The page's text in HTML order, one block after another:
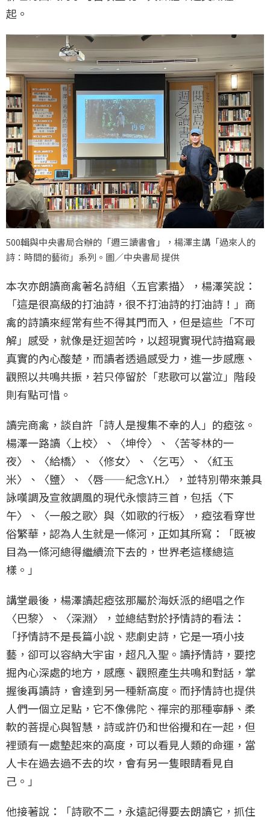
起。
500輯與中央書局合辦的「週三讀書會」，楊澤主講「過來人的
詩：時間的藝術」系列。圖／中央書局 提供
本次亦朗讀商禽著名詩組〈五官素描〉，楊澤笑說：
「這是很高級的打油詩，很不打油詩的打油詩！」商
禽的詩讀來經常有些不得其門而入，但是這些「不可
解」感受，就像是迂迴苦吟，以超現實現代詩描寫最
真實的內心酸楚，而讀者透過感受力，進一步感應、
觀照以共鳴共振，若只停留於「悲歌可以當泣」階段
則有點可惜。
讀完商禽，談自許「詩人是搜集不幸的人」的瘂弦。
楊澤一路讀〈上校〉、〈坤伶〉、〈苦苓林的一
夜〉、〈給橋〉、〈修女〉、〈乞丐〉、〈紅玉
米〉、〈鹽〉、〈唇——紀念Y.H.〉，並特別帶來兼具
詠嘆調及宣敘調風的現代永懷詩三首，包括〈下
午〉、〈一般之歌〉與〈如歌的行板〉，瘂弦看穿世
俗繁華，認為人生就是一條河，正如其所寫：「​​既被
目為一條河總得繼續流下去的，世界老這樣總這
樣。」
講堂最後，楊澤讀起瘂弦那屬於海妖派的絕唱之作
〈巴黎〉、〈深淵〉，並總結對於抒情詩的看法：
「抒情詩不是長篇小說、悲劇史詩，它是一項小技
藝，卻可以容納大宇宙，超凡入聖。讀抒情詩，要挖
掘內心深處的地方，感應、觀照產生共鳴和對話，掌
握後再讀詩，會達到另一種新高度。而抒情詩也提供
人們一個立足點，它不像佛陀、禪宗的那種寧靜、柔
軟的菩提心與智慧，詩或許仍和世俗攪和在一起，但
裡頭有一處墊起來的高度，可以看見人類的命運，當
人卡在過去過不去的坎，會有另一隻眼睛看見自
己。」
他接著說：「詩歌不二，永遠記得要去朗讀它，抓住